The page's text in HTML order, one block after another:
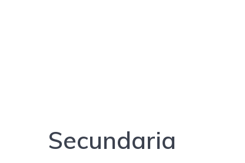
Secundaria